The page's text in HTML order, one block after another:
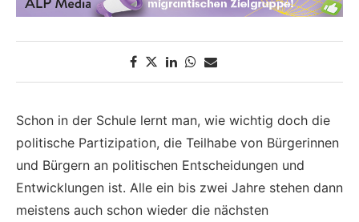
Schon in der Schule lernt man, wie wichtig doch die
politische Partizipation, die Teilhabe von Bürgerinnen
und Bürgern an politischen Entscheidungen und
Entwicklungen ist. Alle ein bis zwei Jahre stehen dann
meistens auch schon wieder die nächsten